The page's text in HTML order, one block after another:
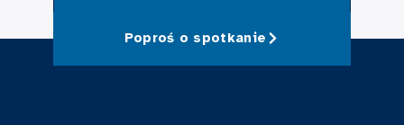
Poproś o spotkanie